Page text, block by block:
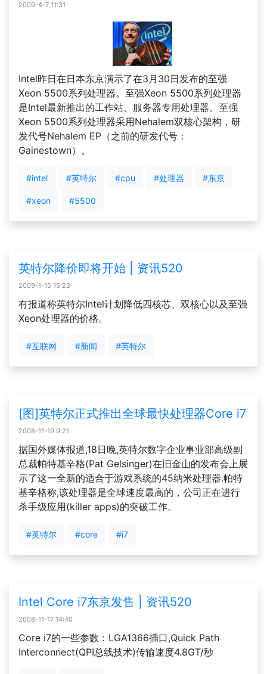
2009-4-7 11:31
Intel昨日在日本东京演示了在3月30日发布的至强
Xeon 5500系列处理器。至强Xeon 5500系列处理器
是Intel最新推出的工作站、服务器专用处理器。至强
Xeon 5500系列处理器采用Nehalem双核心架构，研
发代号Nehalem EP（之前的研发代号：
Gainestown）。
#intel #英特尔 #cpu #处理器 #东京
#xeon #5500
英特尔降价即将开始 | 资讯520
2009-1-15 15:23
有报道称英特尔Intel计划降低四核芯、双核心以及至强
Xeon处理器的价格。
#互联网 #新闻 #英特尔
[图]英特尔正式推出全球最快处理器Core i7
2008-11-19 9:21
据国外媒体报道,18日晚,英特尔数字企业事业部高级副
总裁帕特基辛格(Pat Gelsinger)在旧金山的发布会上展
示了这一全新的适合于游戏系统的45纳米处理器.帕特
基辛格称,该处理器是全球速度最高的，公司正在进行
杀手级应用(killer apps)的突破工作。
#英特尔 #core #i7
Intel Core i7东京发售 | 资讯520
2008-11-17 14:40
Core i7的一些参数：LGA1366插口,Quick Path
Interconnect(QPI总线技术)传输速度4.8GT/秒